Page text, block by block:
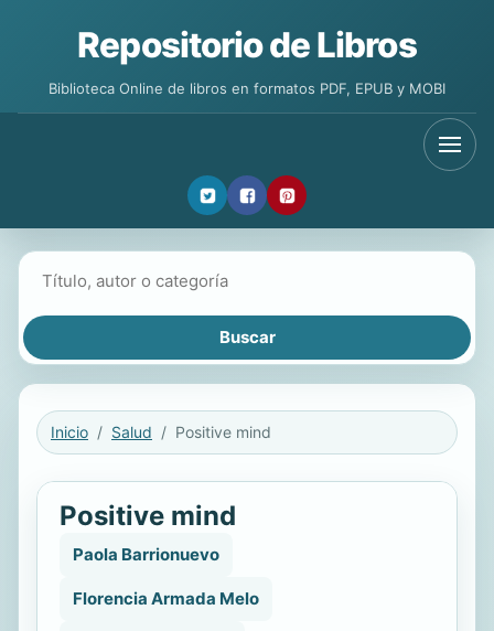
Repositorio de Libros
Biblioteca Online de libros en formatos PDF, EPUB y MOBI
Inicio Salud Positive mind
Positive mind
Paola Barrionuevo
Florencia Armada Melo